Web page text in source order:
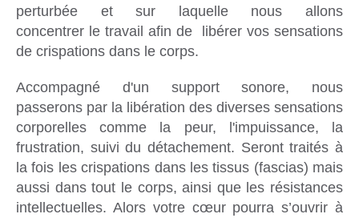
perturbée et sur laquelle nous allons
concentrer le travail afin de libérer vos sensations
de crispations dans le corps.
Accompagné d'un support sonore, nous
passerons par la libération des diverses sensations
corporelles comme la peur, l'impuissance, la
frustration, suivi du détachement. Seront traités à
la fois les crispations dans les tissus (fascias) mais
aussi dans tout le corps, ainsi que les résistances
intellectuelles. Alors votre cœur pourra s’ouvrir à